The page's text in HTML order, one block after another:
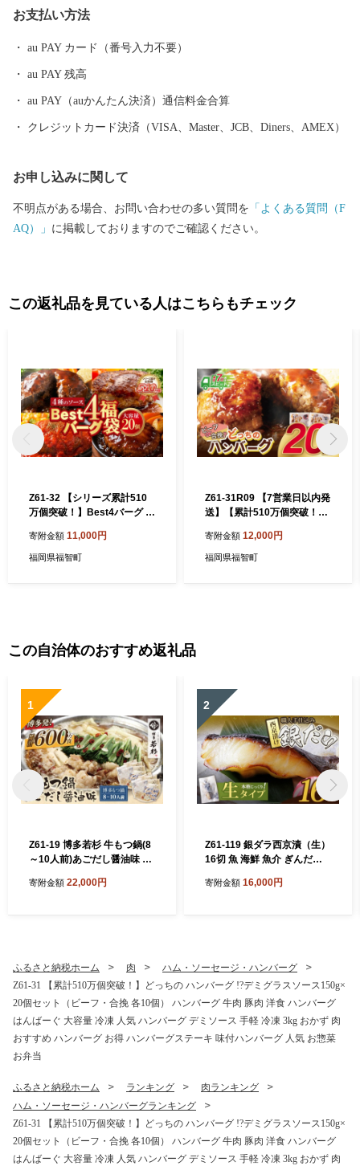
支えた筑豊炭田の一角として、屈指の鉱山を有する炭鉱の町とし
光陽の生誕地でもあることから、「童謡の里」として音楽の町づ
くりも展開しています。 まちには心と体も癒される良質な温泉を
楽しめるほか、『赤池梨』をはじめとする『とよみつひめ（いち
飾山笠とかき手の迫力が魅力の『山笠競演会』など、年間を通し
た皆様にまちの魅力を凝縮したお礼の品をお送りします。 ・お届
お支払い方法
au PAY カード（番号入力不要）
au PAY 残高
au PAY（auかんたん決済）通信料金合算
クレジットカード決済（VISA、Master、JCB、Diners、AMEX）
お申し込みに関して
不明点がある場合、お問い合わせの多い質問を 「よくある質問（F
AQ）」 に掲載しておりますのでご確認ください。
この返礼品を見ている人はこちらもチェック
Z61-32 【シリーズ累計510
万個突破！】Best4バーグ ハ
（合挽4種 各5個）ハンバー
グ 牛肉 豚肉 洋食 ハンバーグ
寄附金額 11,000円
福岡県福智町
Z61-31R09 【7営業日以内発
送】【累計510万個突破！】
グラスソース150g×20個セッ
ト（ビーフ・合挽 各10個）
寄附金額 12,000円
福岡県福智町
この自治体のおすすめ返礼品
1
Z61-19 博多若杉 牛もつ鍋(8
～10人前)あごだし醤油味 累
モン 肉 鍋 福岡 博多 もつ鍋
寄附金額 22,000円
2
Z61-119 銀ダラ西京漬（生）
16切 魚 海鮮 魚介 ぎんだら
寄附金額 16,000円
ふるさと納税ホーム 肉
ハム・ソーセージ・ハンバーグ
Z61-31 【累計510万個突破！】どっちの ハンバーグ !?デミグラスソース150g×
20個セット（ビーフ・合挽 各10個） ハンバーグ 牛肉 豚肉 洋食 ハンバーグ
はんばーぐ 大容量 冷凍 人気 ハンバーグ デミソース 手軽 冷凍 3kg おかず 肉
おすすめ ハンバーグ お得 ハンバーグステーキ 味付ハンバーグ 人気 お惣菜
お弁当
ふるさと納税ホーム ランキング
肉ランキング
ハム・ソーセージ・ハンバーグランキング
Z61-31 【累計510万個突破！】どっちの ハンバーグ !?デミグラスソース150g×
20個セット（ビーフ・合挽 各10個） ハンバーグ 牛肉 豚肉 洋食 ハンバーグ
はんばーぐ 大容量 冷凍 人気 ハンバーグ デミソース 手軽 冷凍 3kg おかず 肉